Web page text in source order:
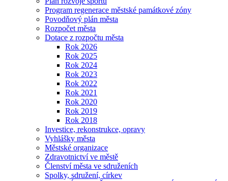
Program regenerace městské památkové zóny
Povodňový plán města
Rozpočet města
Dotace z rozpočtu města
Rok 2026
Rok 2025
Rok 2024
Rok 2023
Rok 2022
Rok 2021
Rok 2020
Rok 2019
Rok 2018
Investice, rekonstrukce, opravy
Vyhlášky města
Městské organizace
Zdravotnictví ve městě
Členství města ve sdruženích
Spolky, sdružení, církev